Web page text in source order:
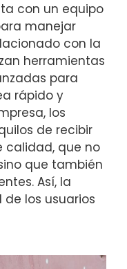
con un equipo
manejar
con la
herramientas
para
rápido y
los
de recibir
calidad, que no
que también
Así, la
los usuarios